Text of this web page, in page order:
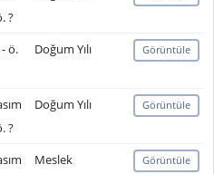
?
ö.
Doğum Yılı Görüntüle
?
Doğum Yılı Görüntüle
Meslek Görüntüle